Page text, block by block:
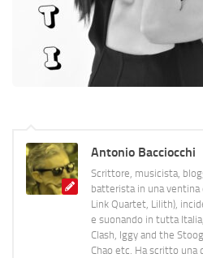
Antonio Bacciocchi
Scrittore, musicista,
batterista in una ventina
Link Quartet, Lilith),
e suonando in tutta
Clash, Iggy and the
Chao etc. Ha scritto una